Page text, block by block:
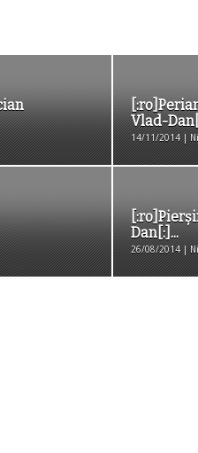
Vlad-
14/11/2014 |
Dan[:]...
26/08/2014 |